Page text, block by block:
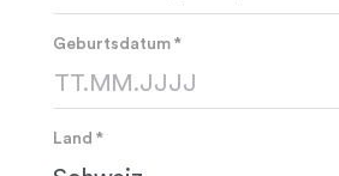
Geburtsdatum *
Land *